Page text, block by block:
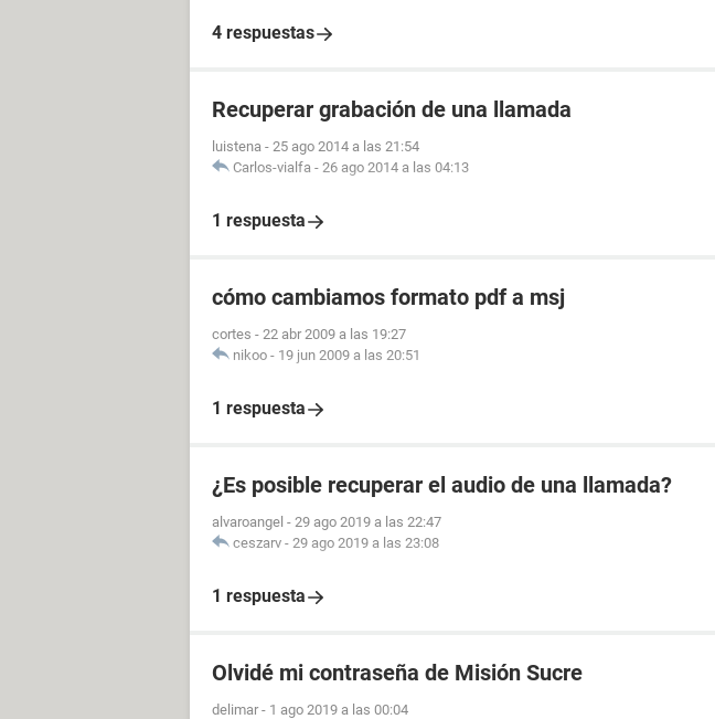
4 respuestas
Recuperar grabación de una llamada
luistena - 25 ago 2014 a las 21:54
Carlos-vialfa - 26 ago 2014 a las 04:13
1 respuesta
cómo cambiamos formato pdf a msj
cortes - 22 abr 2009 a las 19:27
nikoo - 19 jun 2009 a las 20:51
1 respuesta
¿Es posible recuperar el audio de una llamada?
alvaroangel - 29 ago 2019 a las 22:47
ceszarv - 29 ago 2019 a las 23:08
1 respuesta
Olvidé mi contraseña de Misión Sucre
delimar - 1 ago 2019 a las 00:04